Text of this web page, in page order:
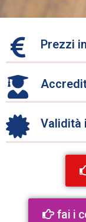
Prezzi
Validità
fai i